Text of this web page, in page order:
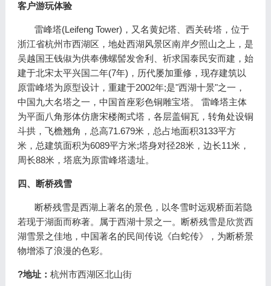
客户游玩体验
雷峰塔(Leifeng Tower)，又名黄妃塔、西关砖塔，位于
浙江省杭州市西湖区，地处西湖风景区南岸夕照山之上，是
吴越国王钱俶为供奉佛螺髻发舍利、祈求国泰民安而建，始
建于北宋太平兴国二年(7年)，历代屡加重修，现存建筑以
原雷峰塔为原型设计，重建于2002年;是"西湖十景"之一，
中国九大名塔之一，中国首座彩色铜雕宝塔。 雷峰塔主体
为平面八角形体仿唐宋楼阁式塔，各层盖铜瓦，转角处设铜
斗拱，飞檐翘角，总高71.679米，总占地面积3133平方
米，总建筑面积为6089平方米;塔身对径28米，边长11米，
周长88米，塔底为原雷峰塔遗址。
四、断桥残雪
断桥残雪是西湖上著名的景色，以冬雪时远观桥面若隐
若现于湖面而称著。属于西湖十景之一。断桥残雪是欣赏西
湖雪景之佳地，中国著名的民间传说《白蛇传》，为断桥景
物增添了浪漫的色彩。
?地址： 杭州市西湖区北山街